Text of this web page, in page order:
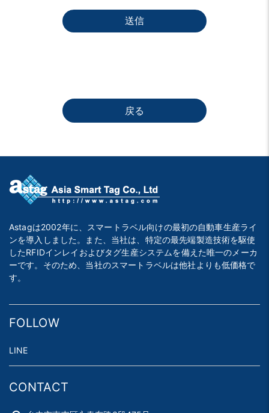
送信
戻る
Astagは2002年に、スマートラベル向けの最初の自動車生産ライ
ンを導入しました。また、当社は、特定の最先端製造技術を駆使
したRFIDインレイおよびタグ生産システムを備えた唯一のメーカ
ーです。そのため、当社のスマートラベルは他社よりも低価格で
す。
FOLLOW
LINE
CONTACT